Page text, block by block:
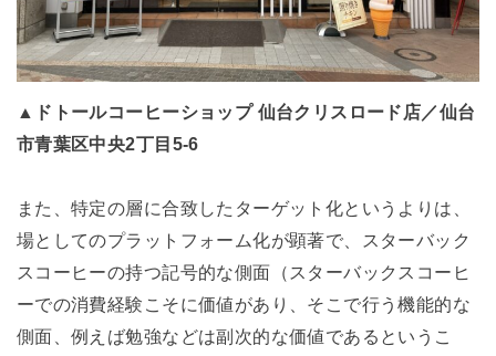
▲ドトールコーヒーショップ 仙台クリスロード店／仙台
市青葉区中央2丁目5-6
また、特定の層に合致したターゲット化というよりは、
場としてのプラットフォーム化が顕著で、スターバック
スコーヒーの持つ記号的な側面（スターバックスコーヒ
ーでの消費経験こそに価値があり、そこで行う機能的な
側面、例えば勉強などは副次的な価値であるというこ